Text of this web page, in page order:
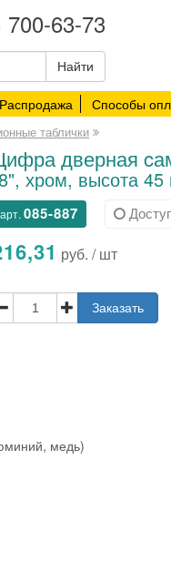
700-63-73
Найти
Распродажа Способы
таблички
дверная
хром, высота
085-887
шт
Заказать
медь)